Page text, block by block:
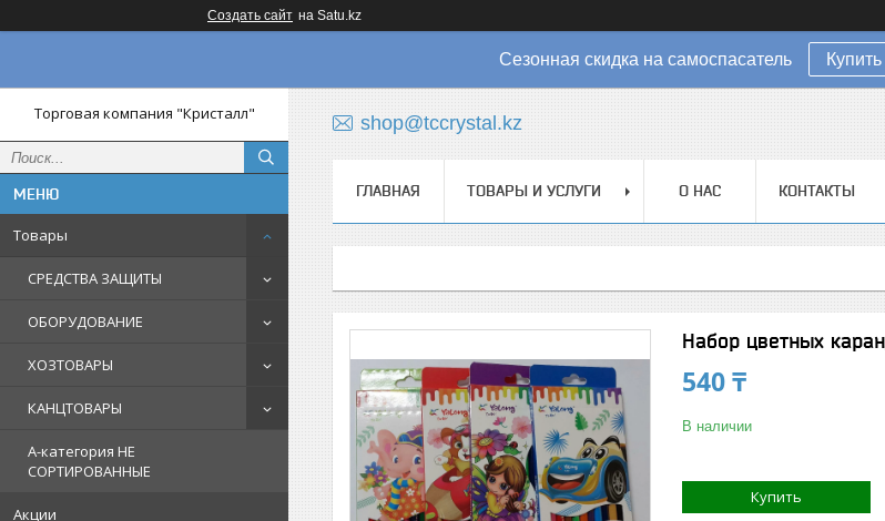
Создать сайт на Satu.kz
Сезонная скидка на самоспасатель
Торговая компания "Кристалл"
Товары
СРЕДСТВА ЗАЩИТЫ
ОБОРУДОВАНИЕ
ХОЗТОВАРЫ
КАНЦТОВАРЫ
A-категория НЕ
СОРТИРОВАННЫЕ
Акции
shop@tccrystal.kz
ГЛАВНАЯ ТОВАРЫ И УСЛУГИ О НАС КОНТАКТЫ
Набор цветных
540 ₸
В наличии
Купить